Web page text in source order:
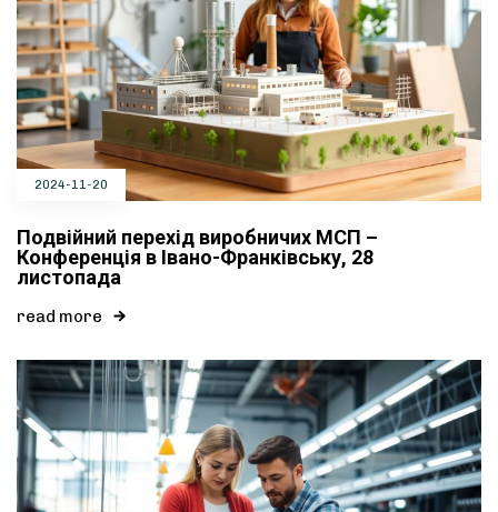
2024-11-20
Подвійний перехід виробничих МСП –
Конференція в Івано-Франківську, 28
листопада
read more